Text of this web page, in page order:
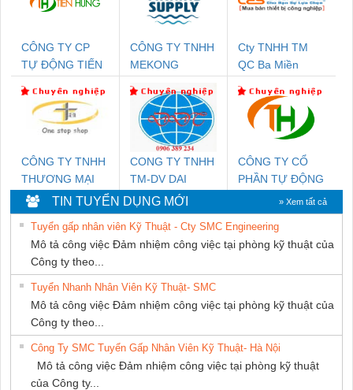
CÔNG TY CP
TỰ ĐỘNG TIẾN
CÔNG TY TNHH
MEKONG
SUPPLY
Cty TNHH TM
QC Ba Miền
CÔNG TY TNHH
THƯƠNG MẠI
THIÊN ÂN VIỆT
NAM
CONG TY TNHH
TM-DV DAI
DONG THANH
CÔNG TY CỔ
PHẦN TỰ ĐỘNG
TIẾN HƯNG
TIN TUYỂN DỤNG MỚI » Xem tất cả
Tuyển gấp nhân viên Kỹ Thuật - Cty SMC Engineering
Mô tả công việc Đảm nhiệm công việc tại phòng kỹ thuật của
Công ty theo...
Tuyển Nhanh Nhân Viên Kỹ Thuật- SMC
Mô tả công việc Đảm nhiệm công việc tại phòng kỹ thuật của
Công ty theo...
Công Ty SMC Tuyển Gấp Nhân Viên Kỹ Thuật- Hà Nội
Mô tả công việc Đảm nhiệm công việc tại phòng kỹ thuật
của Công ty...